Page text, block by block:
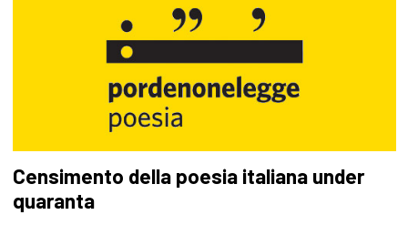
Censimento della poesia italiana under
quaranta